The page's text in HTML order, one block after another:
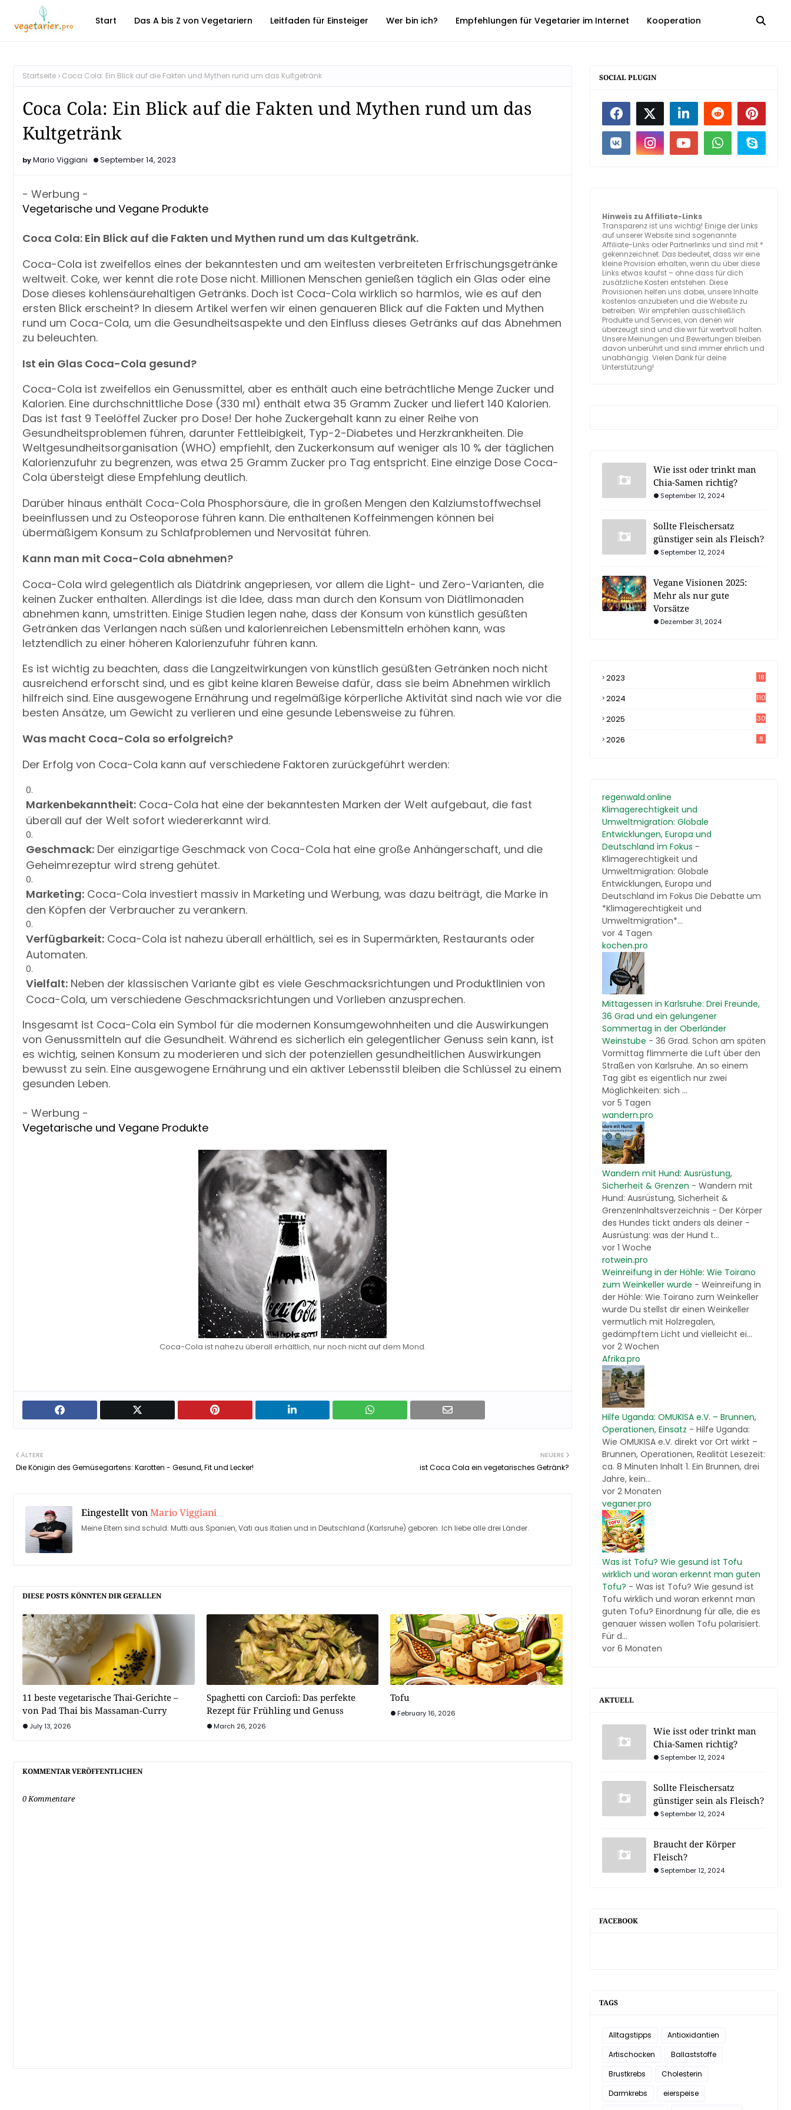
Start Das A bis Z von Vegetariern Leitfaden für Einsteiger Wer bin ich? Empfehlungen für Vegetarier im Internet Kooperation
Startseite Coca Cola: Ein Blick auf die Fakten und Mythen rund um das Kultgetränk
Coca Cola: Ein Blick auf die Fakten und Mythen rund um das
Kultgetränk
Mario Viggiani September 14, 2023
- Werbung -
Vegetarische und Vegane Produkte
Coca Cola: Ein Blick auf die Fakten und Mythen rund um das Kultgetränk.
Coca-Cola ist zweifellos eines der bekanntesten und am weitesten verbreiteten Erfrischungsgetränke
weltweit. Coke, wer kennt die rote Dose nicht. Millionen Menschen genießen täglich ein Glas oder eine
Dose dieses kohlensäurehaltigen Getränks. Doch ist Coca-Cola wirklich so harmlos, wie es auf den
ersten Blick erscheint? In diesem Artikel werfen wir einen genaueren Blick auf die Fakten und Mythen
rund um Coca-Cola, um die Gesundheitsaspekte und den Einfluss dieses Getränks auf das Abnehmen
zu beleuchten.
Ist ein Glas Coca-Cola gesund?
Coca-Cola ist zweifellos ein Genussmittel, aber es enthält auch eine beträchtliche Menge Zucker und
Kalorien. Eine durchschnittliche Dose (330 ml) enthält etwa 35 Gramm Zucker und liefert 140 Kalorien.
Das ist fast 9 Teelöffel Zucker pro Dose! Der hohe Zuckergehalt kann zu einer Reihe von
Gesundheitsproblemen führen, darunter Fettleibigkeit, Typ-2-Diabetes und Herzkrankheiten. Die
Weltgesundheitsorganisation (WHO) empfiehlt, den Zuckerkonsum auf weniger als 10 % der täglichen
Kalorienzufuhr zu begrenzen, was etwa 25 Gramm Zucker pro Tag entspricht. Eine einzige Dose Coca-
Cola übersteigt diese Empfehlung deutlich.
Darüber hinaus enthält Coca-Cola Phosphorsäure, die in großen Mengen den Kalziumstoffwechsel
beeinflussen und zu Osteoporose führen kann. Die enthaltenen Koffeinmengen können bei
übermäßigem Konsum zu Schlafproblemen und Nervosität führen.
Kann man mit Coca-Cola abnehmen?
Coca-Cola wird gelegentlich als Diätdrink angepriesen, vor allem die Light- und Zero-Varianten, die
keinen Zucker enthalten. Allerdings ist die Idee, dass man durch den Konsum von Diätlimonaden
abnehmen kann, umstritten. Einige Studien legen nahe, dass der Konsum von künstlich gesüßten
Getränken das Verlangen nach süßen und kalorienreichen Lebensmitteln erhöhen kann, was
letztendlich zu einer höheren Kalorienzufuhr führen kann.
Es ist wichtig zu beachten, dass die Langzeitwirkungen von künstlich gesüßten Getränken noch nicht
ausreichend erforscht sind, und es gibt keine klaren Beweise dafür, dass sie beim Abnehmen wirklich
hilfreich sind. Eine ausgewogene Ernährung und regelmäßige körperliche Aktivität sind nach wie vor die
besten Ansätze, um Gewicht zu verlieren und eine gesunde Lebensweise zu führen.
Was macht Coca-Cola so erfolgreich?
Der Erfolg von Coca-Cola kann auf verschiedene Faktoren zurückgeführt werden:
Markenbekanntheit:Coca-Cola hat eine der bekanntesten Marken der Welt aufgebaut, die fast
überall auf der Welt sofort wiedererkannt wird.
Geschmack:Der einzigartige Geschmack von Coca-Cola hat eine große Anhängerschaft, und die
Geheimrezeptur wird streng gehütet.
Marketing:Coca-Cola investiert massiv in Marketing und Werbung, was dazu beiträgt, die Marke in
den Köpfen der Verbraucher zu verankern.
Verfügbarkeit:Coca-Cola ist nahezu überall erhältlich, sei es in Supermärkten, Restaurants oder
Automaten.
Vielfalt:Neben der klassischen Variante gibt es viele Geschmacksrichtungen und Produktlinien von
Coca-Cola, um verschiedene Geschmacksrichtungen und Vorlieben anzusprechen.
Insgesamt ist Coca-Cola ein Symbol für die modernen Konsumgewohnheiten und die Auswirkungen
von Genussmitteln auf die Gesundheit. Während es sicherlich ein gelegentlicher Genuss sein kann, ist
es wichtig, seinen Konsum zu moderieren und sich der potenziellen gesundheitlichen Auswirkungen
bewusst zu sein. Eine ausgewogene Ernährung und ein aktiver Lebensstil bleiben die Schlüssel zu einem
gesunden Leben.
- Werbung -
Vegetarische und Vegane Produkte
Coca-Cola ist nahezu überall erhältlich, nur noch nicht auf dem Mond.
NEUERE
ist Coca Cola ein vegetarisches Getränk?
ÄLTERE
Die Königin des Gemüsegartens: Karotten - Gesund, Fit und Lecker!
Eingestellt vonMario Viggiani
Meine Eltern sind schuld: Mutti aus Spanien, Vati aus Italien und in Deutschland (Karlsruhe) geboren. Ich liebe alle drei Länder.
DIESE POSTS KÖNNTEN DIR GEFALLEN
11 beste vegetarische Thai-Gerichte –
von Pad Thai bis Massaman-Curry
July 13, 2026
Spaghetti con Carciofi: Das perfekte
Rezept für Frühling und Genuss
March 26, 2026
Tofu
February 16, 2026
KOMMENTAR VERÖFFENTLICHEN
0 Kommentare
SOCIAL PLUGIN
Hinweis zu Affiliate-Links
Transparenz ist uns wichtig! Einige der Links
auf unserer Website sind sogenannte
Affiliate-Links oder Partnerlinks und sind mit *
gekennzeichnet. Das bedeutet, dass wir eine
kleine Provision erhalten, wenn du über diese
Links etwas kaufst – ohne dass für dich
zusätzliche Kosten entstehen. Diese
Provisionen helfen uns dabei, unsere Inhalte
kostenlos anzubieten und die Website zu
betreiben. Wir empfehlen ausschließlich
Produkte und Services, von denen wir
überzeugt sind und die wir für wertvoll halten.
Unsere Meinungen und Bewertungen bleiben
davon unberührt und sind immer ehrlich und
unabhängig. Vielen Dank für deine
Unterstützung!
Wie isst oder trinkt man
Chia-Samen richtig?
September 12, 2024
Sollte Fleischersatz
günstiger sein als Fleisch?
September 12, 2024
Vegane Visionen 2025:
Mehr als nur gute
Vorsätze
Dezember 31, 2024
2023
18
2024 110
2025 30
2026 8
regenwald.online
Klimagerechtigkeit und
Umweltmigration: Globale
Entwicklungen, Europa und
Deutschland im Fokus -
Klimagerechtigkeit und
Umweltmigration: Globale
Entwicklungen, Europa und
Deutschland im Fokus Die Debatte um
*Klimagerechtigkeit und
Umweltmigration*...
vor 4 Tagen
kochen.pro
Mittagessen in Karlsruhe: Drei Freunde,
36 Grad und ein gelungener
Sommertag in der Oberländer
Weinstube - 36 Grad. Schon am späten
Vormittag flimmerte die Luft über den
Straßen von Karlsruhe. An so einem
Tag gibt es eigentlich nur zwei
Möglichkeiten: sich ...
vor 5 Tagen
wandern.pro
Wandern mit Hund: Ausrüstung,
Sicherheit & Grenzen - Wandern mit
Hund: Ausrüstung, Sicherheit &
GrenzenInhaltsverzeichnis - Der Körper
des Hundes tickt anders als deiner -
Ausrüstung: was der Hund t...
vor 1 Woche
rotwein.pro
Weinreifung in der Höhle: Wie Toirano
zum Weinkeller wurde - Weinreifung in
der Höhle: Wie Toirano zum Weinkeller
wurde Du stellst dir einen Weinkeller
vermutlich mit Holzregalen,
gedämpftem Licht und vielleicht ei...
vor 2 Wochen
Afrika.pro
Hilfe Uganda: OMUKISA e.V. – Brunnen,
Operationen, Einsatz - Hilfe Uganda:
Wie OMUKISA e.V. direkt vor Ort wirkt –
Brunnen, Operationen, Realität Lesezeit:
ca. 8 Minuten Inhalt 1. Ein Brunnen, drei
Jahre, kein...
vor 2 Monaten
veganer.pro
Was ist Tofu? Wie gesund ist Tofu
wirklich und woran erkennt man guten
Tofu? - Was ist Tofu? Wie gesund ist
Tofu wirklich und woran erkennt man
guten Tofu? Einordnung für alle, die es
genauer wissen wollen Tofu polarisiert.
Für d...
vor 6 Monaten
AKTUELL
Wie isst oder trinkt man
Chia-Samen richtig?
September 12, 2024
Sollte Fleischersatz
günstiger sein als Fleisch?
September 12, 2024
Braucht der Körper
Fleisch?
September 12, 2024
FACEBOOK
TAGS
Alltagstipps
Antioxidantien
Artischocken
Ballaststoffe
Brustkrebs
Cholesterin
Darmkrebs
eierspeise